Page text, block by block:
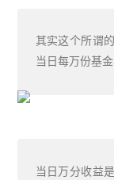
其实这个所谓
当日每万份基
当日万分收益